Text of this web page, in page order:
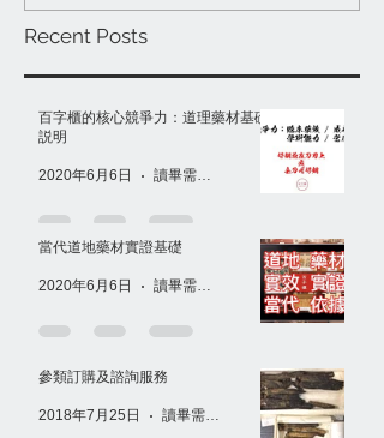
味道或就光是甜。 ...
Recent Posts
百字櫃的核心競爭力：道理藥材基礎
説明
2020年6月6日 讀畢需時 1 分鐘
當代道地藥材實證基礎
2020年6月6日 讀畢需時 1 分鐘
參類訂購及諮詢服務
2018年7月25日 讀畢需時 1 分鐘